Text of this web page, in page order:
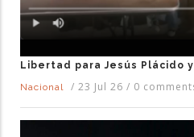
Libertad para Jesús Plácido
Nacional
/ 23 Jul 26 / 0